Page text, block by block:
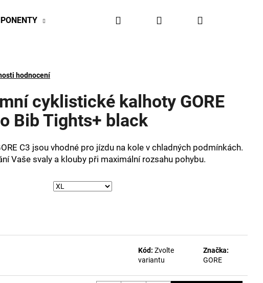
BIKESPORT EVENTY BIKESPORTUL VÝHODY
Hledat PřihlášeníNákupní
hodnocení
cyklistické kalhoty GORE
Bib Tights+ black
C3 jsou vhodné pro jízdu na kole v chladných podmínkách.
Vaše svaly a klouby při maximální rozsahu pohybu.
Kód: Zvolte
variantu
Značka:
GORE